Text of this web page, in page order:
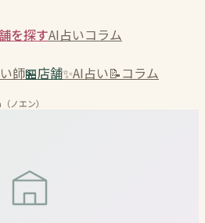
を探すAI占いコラム
師🏪店舗✨AI占い📝コラム
ノエン）